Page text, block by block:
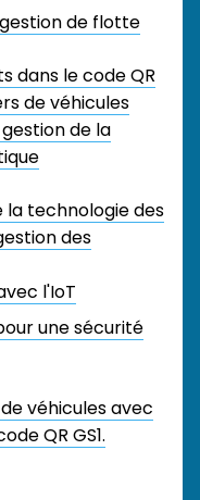
de flotte
dans le code QR
de véhicules
de la
la technologie des
des
l'IoT
une sécurité
véhicules avec
QR GS1.